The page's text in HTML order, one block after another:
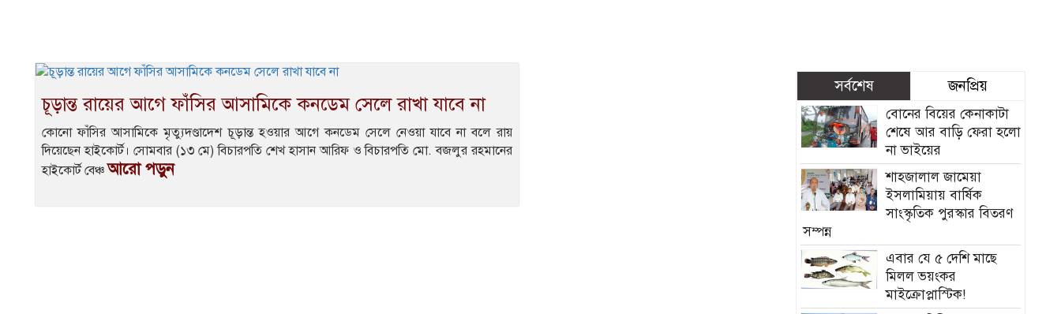
চূড়ান্ত রায়ের আগে ফাঁসির আসামিকে কনডেম সেলে রাখা যাবে না
কোনো ফাঁসির আসামিকে মৃত্যুদণ্ডাদেশ চূড়ান্ত হওয়ার আগে কনডেম সেলে নেওয়া যাবে না বলে রায়
দিয়েছেন হাইকোর্ট। সোমবার (১৩ মে) বিচারপতি শেখ হাসান আরিফ ও বিচারপতি মো. বজলুর রহমানের
হাইকোর্ট বেঞ্চ আরো পড়ুন
সর্বশেষ জনপ্রিয়
বোনের বিয়ের কেনাকাটা
শেষে আর বাড়ি ফেরা হলো
না ভাইয়ের
শাহজালাল জামেয়া
ইসলামিয়ায় বার্ষিক
সাংস্কৃতিক পুরস্কার বিতরণ
সম্পন্ন
এবার যে ৫ দেশি মাছে
মিলল ভয়ংকর
মাইক্রোপ্লাস্টিক!